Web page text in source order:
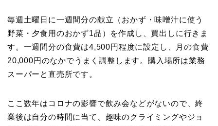
毎週土曜日に一週間分の献立（おかず・味噌汁に使う
野菜・夕食用のおかず1品）を作成し、買出しに行きま
す。一週間分の食費は4,500円程度に設定し、月の食費
20,000円のなかでうまく調整します。購入場所は業務
スーパーと直売所です。
ここ数年はコロナの影響で飲み会などがないので、終
業後は自分の時間に当て、趣味のクライミングやジョ